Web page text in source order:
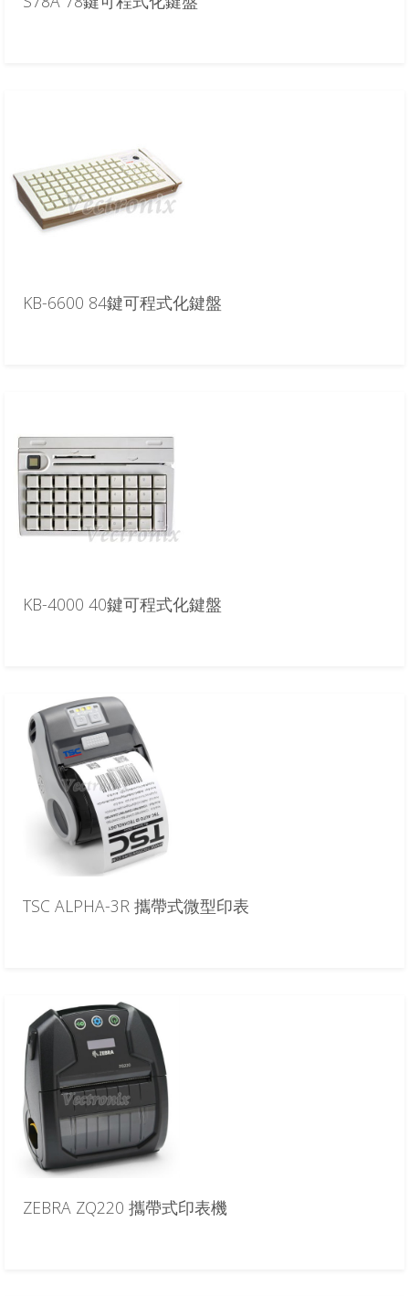
KB-6600 84鍵可程式化鍵盤
KB-4000 40鍵可程式化鍵盤
TSC ALPHA-3R 攜帶式微型印表
ZEBRA ZQ220 攜帶式印表機